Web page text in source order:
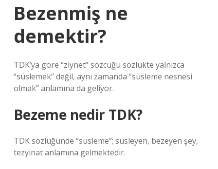
Bezenmiş ne
demektir?
TDK’ya göre “ziynet” sözcüğü sözlükte yalnızca
“süslemek” değil, aynı zamanda “süsleme nesnesi
olmak” anlamına da geliyor.
Bezeme nedir TDK?
TDK sözlüğünde “süsleme”; süsleyen, bezeyen şey,
tezyinat anlamına gelmektedir.